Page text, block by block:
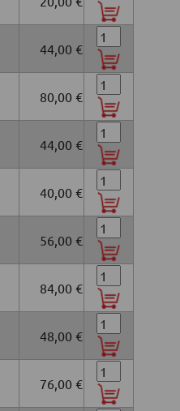
44,00 €
80,00 €
44,00 €
40,00 €
56,00 €
84,00 €
48,00 €
76,00 €